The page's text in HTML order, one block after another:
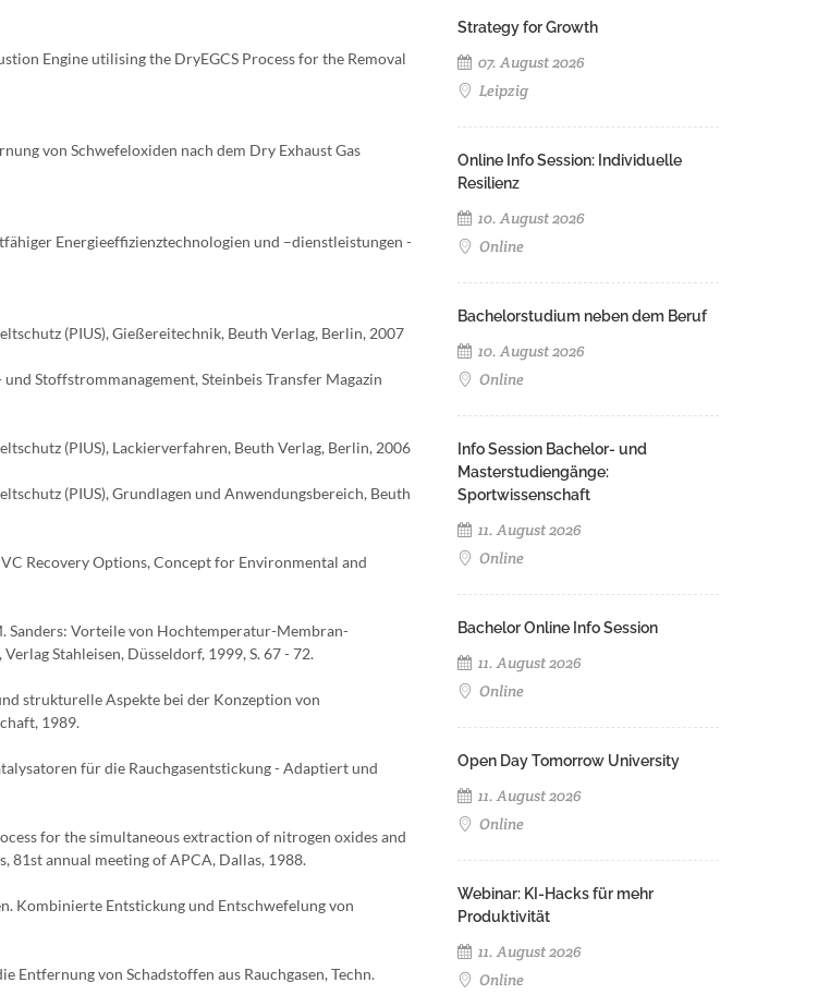
Engine utilising the DryEGCS Process for the Removal
von Schwefeloxiden nach dem Dry Exhaust Gas
Energieeffizienztechnologien und –dienstleistungen -
(PIUS), Gießereitechnik, Beuth Verlag, Berlin, 2007
Stoffstrommanagement, Steinbeis Transfer Magazin
(PIUS), Lackierverfahren, Beuth Verlag, Berlin, 2006
(PIUS), Grundlagen und Anwendungsbereich, Beuth
Recovery Options, Concept for Environmental and
Sanders: Vorteile von Hochtemperatur-Membran-
Stahleisen, Düsseldorf, 1999, S. 67 - 72.
strukturelle Aspekte bei der Konzeption von
1989.
für die Rauchgasentstickung - Adaptiert und
for the simultaneous extraction of nitrogen oxides and
annual meeting of APCA, Dallas, 1988.
Kombinierte Entstickung und Entschwefelung von
Entfernung von Schadstoffen aus Rauchgasen, Techn.
Strategy for Growth
07. August 2026
Leipzig
Online Info Session: Individuelle
Resilienz
10. August 2026
Online
Bachelorstudium neben dem Beruf
10. August 2026
Online
Info Session Bachelor- und
Masterstudiengänge:
Sportwissenschaft
11. August 2026
Online
Bachelor Online Info Session
11. August 2026
Online
Open Day Tomorrow University
11. August 2026
Online
Webinar: KI-Hacks für mehr
Produktivität
11. August 2026
Online